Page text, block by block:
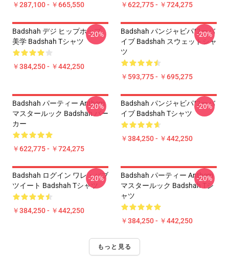
￥287,100 - ￥665,550 ￥622,775 - ￥724,275
Badshah デジ ヒップホップ
美学 Badshah Tシャツ
￥384,250 - ￥442,250
-20%
Badshah パンジャビパワーバ
イブ Badshah スウェットシャ
ツ
￥593,775 - ￥695,275
-20%
Badshah パーティー Anthem
マスタールック Badshah パー
カー
￥622,775 - ￥724,275
-20%
Badshah パンジャビパワーバ
イブ Badshah Tシャツ
￥384,250 - ￥442,250
-20%
Badshah ログイン ワレ・バブ
ツイート Badshah Tシャツ
￥384,250 - ￥442,250
-20%
Badshah パーティー Anthem
マスタールック Badshah Tシ
ャツ
￥384,250 - ￥442,250
-20%
もっと見る